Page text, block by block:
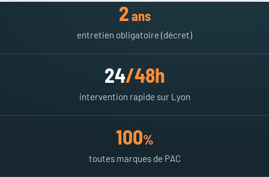
2ans
entretien obligatoire (décret)
24/48h
intervention rapide sur Lyon
100%
toutes marques de PAC